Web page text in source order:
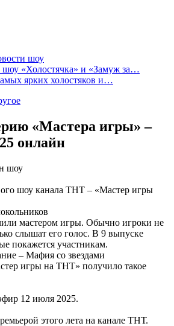
шоу
шоу «Холостячка» и «Замуж за…
ярких холостяков и…
«Мастера игры» –
онлайн
шоу канала ТНТ – «Мастер игры
мастером игры. Обычно игроки не
слышат его голос. В 9 выпуске
покажется участникам.
– Мафия со звездами
игры на ТНТ» получило такое
12 июля 2025.
этого лета на канале ТНТ.